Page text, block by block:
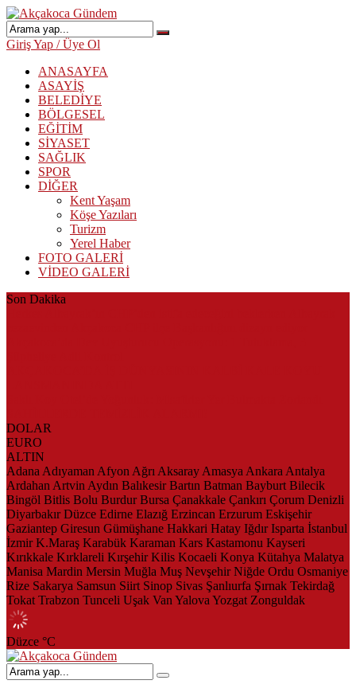
Giriş Yap / Üye Ol
ANASAYFA
ASAYİŞ
BELEDİYE
BÖLGESEL
EĞİTİM
SİYASET
SAĞLIK
SPOR
DİĞER
Kent Yaşam
Köşe Yazıları
Turizm
Yerel Haber
FOTO GALERİ
VİDEO GALERİ
Son Dakika
DOLAR
EURO
ALTIN
Adana Adıyaman Afyon Ağrı Aksaray Amasya Ankara Antalya
Ardahan Artvin Aydın Balıkesir Bartın Batman Bayburt Bilecik
Bingöl Bitlis Bolu Burdur Bursa Çanakkale Çankırı Çorum Denizli
Diyarbakır Düzce Edirne Elazığ Erzincan Erzurum Eskişehir
Gaziantep Giresun Gümüşhane Hakkari Hatay Iğdır Isparta İstanbul
İzmir K.Maraş Karabük Karaman Kars Kastamonu Kayseri
Kırıkkale Kırklareli Kırşehir Kilis Kocaeli Konya Kütahya Malatya
Manisa Mardin Mersin Muğla Muş Nevşehir Niğde Ordu Osmaniye
Rize Sakarya Samsun Siirt Sinop Sivas Şanlıurfa Şırnak Tekirdağ
Tokat Trabzon Tunceli Uşak Van Yalova Yozgat Zonguldak
Düzce °C